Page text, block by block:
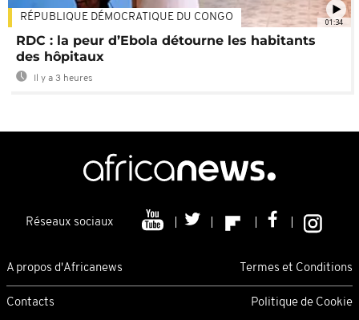
01:34
RÉPUBLIQUE DÉMOCRATIQUE DU CONGO
RDC : la peur d’Ebola détourne les habitants
des hôpitaux
Il y a 3 heures
Réseaux sociaux
A propos d'Africanews Termes et Conditions
Contacts Politique de Cookie